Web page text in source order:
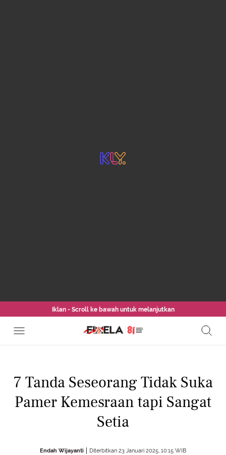
Iklan - Scroll ke bawah untuk melanjutkan
7 Tanda Seseorang Tidak Suka
Pamer Kemesraan tapi Sangat
Setia
Endah Wijayanti Diterbitkan 23 Januari 2025, 10:15 WIB